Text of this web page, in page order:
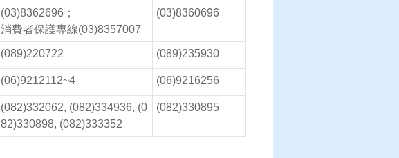
(03)8362696；
消費者保護專線(03)8357007
(03)8360696
(089)220722 (089)235930
(06)9212112~4 (06)9216256
(082)332062, (082)334936, (0
82)330898, (082)333352
(082)330895